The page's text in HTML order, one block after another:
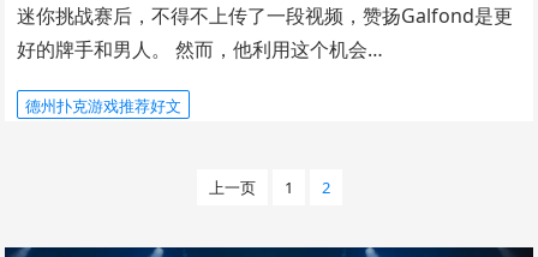
迷你挑战赛后，不得不上传了一段视频，赞扬Galfond是更
好的牌手和男人。 然而，他利用这个机会…
德州扑克游戏推荐好文
分
上一页 1 2